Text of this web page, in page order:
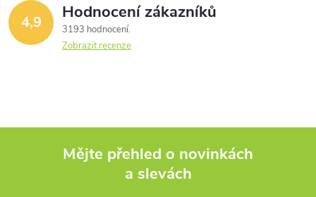
4,9 Hodnocení zákazníků
3193 hodnocení
Zobrazit recenze
Mějte přehled o novinkách
a slevách